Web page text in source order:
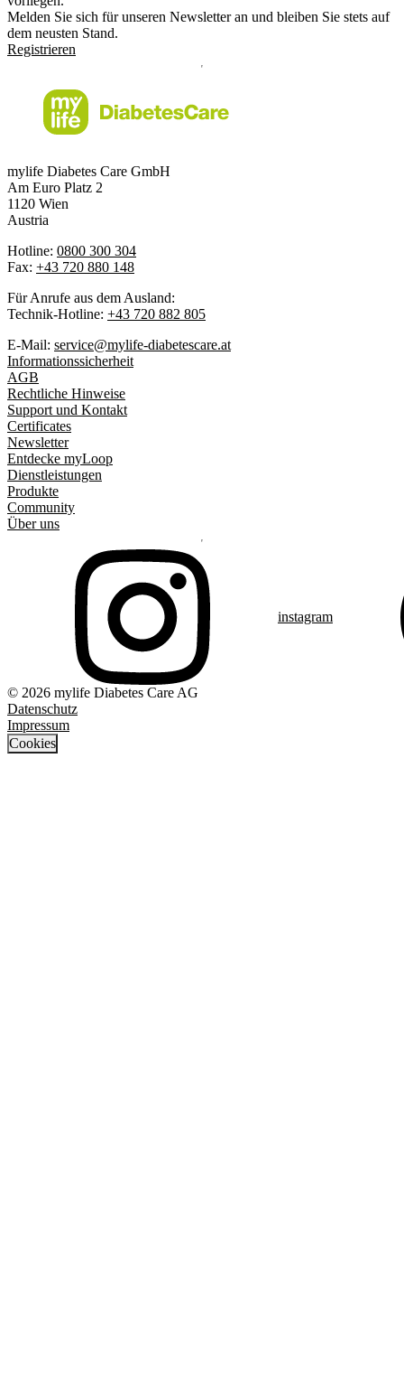
Melden Sie sich für unseren Newsletter an und bleiben Sie stets auf
dem neusten Stand.
Registrieren
mylife Diabetes Care GmbH
Am Euro Platz 2
1120 Wien
Austria
Hotline: 0800 300 304
Fax: +43 720 880 148
Für Anrufe aus dem Ausland:
Technik-Hotline: +43 720 882 805
E-Mail: service@mylife-diabetescare.at
Informationssicherheit
AGB
Rechtliche Hinweise
Support und Kontakt
Certificates
Newsletter
Entdecke myLoop
Dienstleistungen
Produkte
Community
Über uns
instagram
© 2026 mylife Diabetes Care AG
Datenschutz
Impressum
Cookies